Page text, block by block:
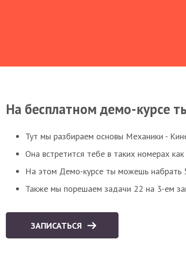
На бесплатном демо-курсе
Тут мы разбираем основы Механики -
Она встретится тебе в таких номерах
На этом Демо-курсе ты можешь набрать
Также мы порешаем задачи 22 на 3-ем
ЗАПИСАТЬСЯ